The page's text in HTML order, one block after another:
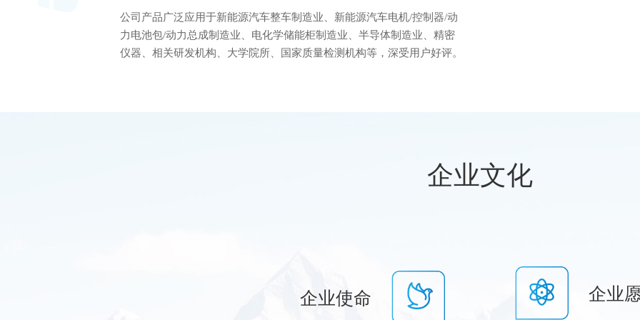
公司产品广泛应用于新能源汽车整车制造业、新能源汽车电机/控制器/动
力电池包/动力总成制造业、电化学储能柜制造业、半导体制造业、精密
仪器、相关研发机构、大学院所、国家质量检测机构等，深受用户好评。
企业文化
企业使命 企业